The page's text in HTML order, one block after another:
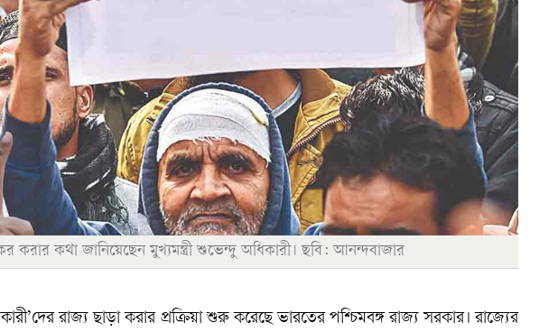
করার কথা জানিয়েছেন মুখ্যমন্ত্রী শুভেন্দু অধিকারী। ছবি: আনন্দবাজার
রাজ্য ছাড়া করার প্রক্রিয়া শুরু করেছে ভারতের পশ্চিমবঙ্গ রাজ্য সরকার। রাজ্যের